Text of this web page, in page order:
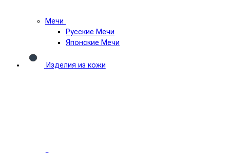
Мечи
Русские Мечи
Японские Мечи
Изделия из кожи